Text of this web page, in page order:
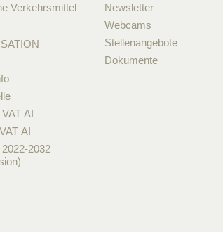
Verkehrsmittel
AI
AI
2032
Newsletter
Webcams
Stellenangebote
Dokumente